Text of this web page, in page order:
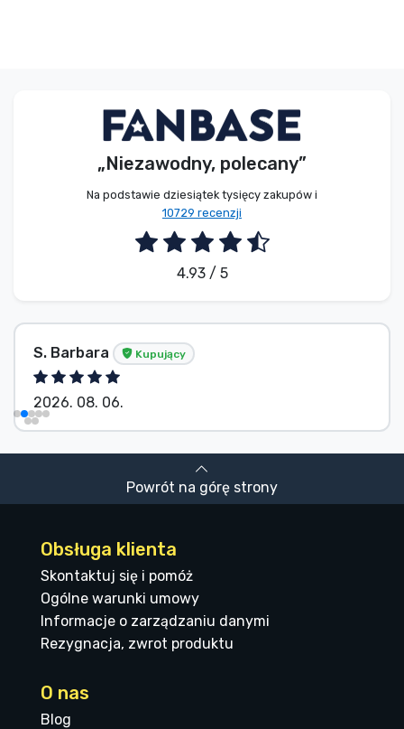
„Niezawodny, polecany”
Na podstawie dziesiątek tysięcy zakupów i
10729 recenzji
4.93 / 5
S. Barbara Kupujący
2026. 08. 06.
Powrót na górę strony
Obsługa klienta
Skontaktuj się i pomóż
Ogólne warunki umowy
Informacje o zarządzaniu danymi
Rezygnacja, zwrot produktu
O nas
Blog